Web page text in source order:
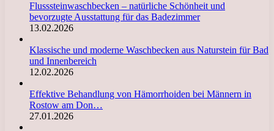
Flusssteinwaschbecken – natürliche Schönheit und
bevorzugte Ausstattung für das Badezimmer
13.02.2026
Klassische und moderne Waschbecken aus Naturstein für Bad
und Innenbereich
12.02.2026
Effektive Behandlung von Hämorrhoiden bei Männern in
Rostow am Don…
27.01.2026